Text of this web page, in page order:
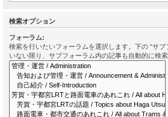
検索オプション
フォーラム:
検索を行いたいフォーラムを選択します。下の “サブ
いない限り、サブフォーラム内の記事も自動的に検索